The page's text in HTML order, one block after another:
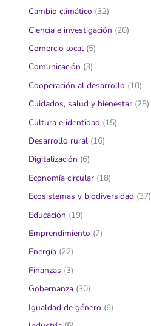
Cambio climático (32)
Ciencia e investigación (20)
Comercio local (5)
Comunicación (3)
Cooperación al desarrollo (10)
Cuidados, salud y bienestar (28)
Cultura e identidad (15)
Desarrollo rural (16)
Digitalización (6)
Economía circular (18)
Ecosistemas y biodiversidad (37)
Educación (19)
Emprendimiento (7)
Energía (22)
Finanzas (3)
Gobernanza (30)
Igualdad de género (6)